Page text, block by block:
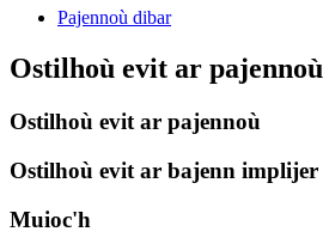
Pajennoù dibar
Ostilhoù evit ar pajennoù
Ostilhoù evit ar pajennoù
Ostilhoù evit ar bajenn implijer
Muioc'h